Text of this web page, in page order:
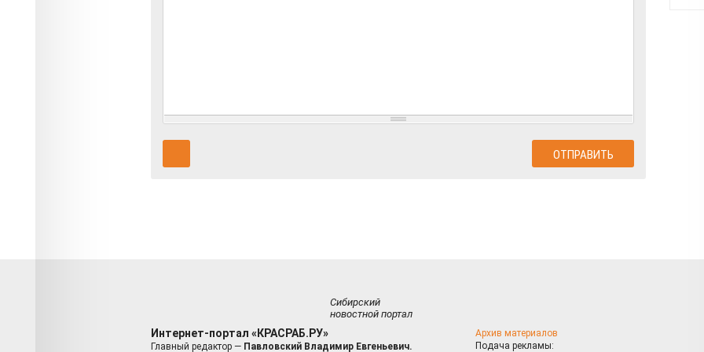
Сибирский
новостной портал
Интернет-портал «КРАСРАБ.РУ»
Главный редактор — Павловский Владимир Евгеньевич.
Архив материалов
Подача рекламы: